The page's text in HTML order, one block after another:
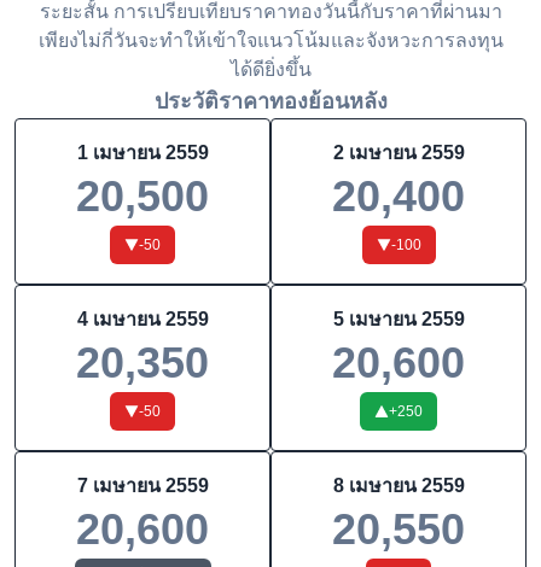
ระยะสั้น การเปรียบเทียบราคาทองวันนี้กับราคาที่ผ่านมา
เพียงไม่กี่วันจะทำให้เข้าใจแนวโน้มและจังหวะการลงทุน
ได้ดียิ่งขึ้น
ประวัติราคาทองย้อนหลัง
1 เมษายน 2559
20,500
-50
2 เมษายน 2559
20,400
-100
4 เมษายน 2559
20,350
-50
5 เมษายน 2559
20,600
+250
7 เมษายน 2559
20,600
8 เมษายน 2559
20,550